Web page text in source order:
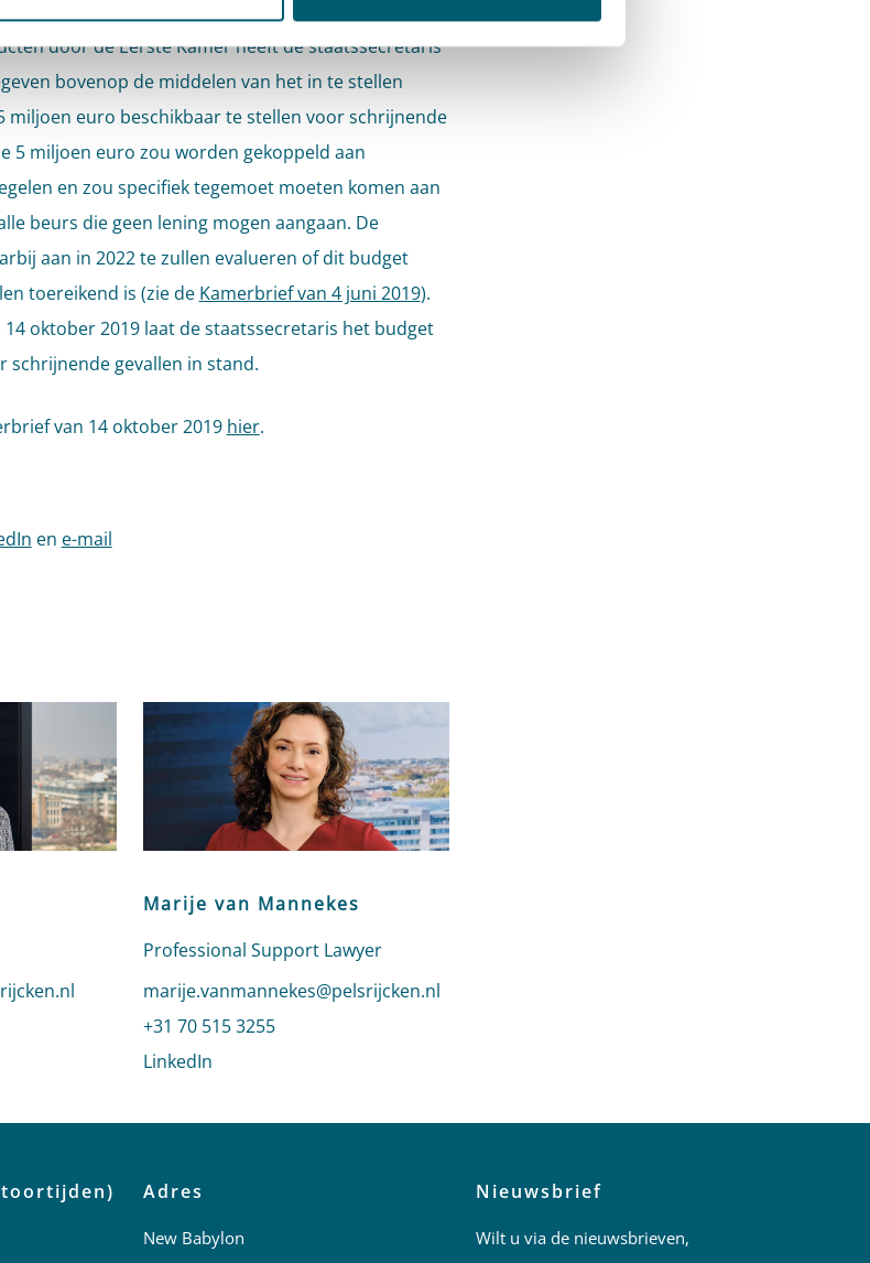
door de Eerste Kamer heeft de staatssecretaris
bovenop de middelen van het in te stellen
miljoen euro beschikbaar te stellen voor schrijnende
5 miljoen euro zou worden gekoppeld aan
en zou specifiek tegemoet moeten komen aan
beurs die geen lening mogen aangaan. De
aan in 2022 te zullen evalueren of dit budget
toereikend is (zie de Kamerbrief van 4 juni 2019).
oktober 2019 laat de staatssecretaris het budget
schrijnende gevallen in stand.
van 14 oktober 2019 hier.
en e-mail
Winterink
Marije van Mannekes
Professional Support Lawyer
Stuur een e-mail naar Marije van Mannekes
marije.vanmannekes@pelsrijcken.nl
Bel naar Marije van Mannekes
+31 70 515 3255
LinkedIn
Adres
New Babylon
Nieuwsbrief
Wilt u via de nieuwsbrieven,